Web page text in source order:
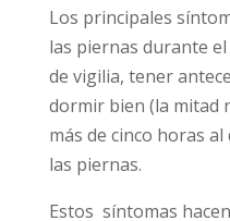
Los principales
las piernas durante
de vigilia, tener
dormir bien (la mitad
más de cinco horas
las piernas.
Estos síntomas